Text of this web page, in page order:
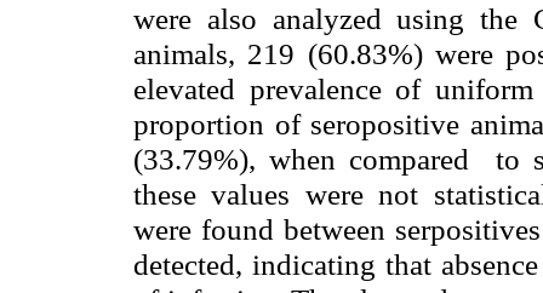
were also analyzed using the
animals, 219 (60.83%) were
elevated prevalence of
proportion of seropositive
(33.79%), when compared to
these values were not
were found between
detected, indicating that